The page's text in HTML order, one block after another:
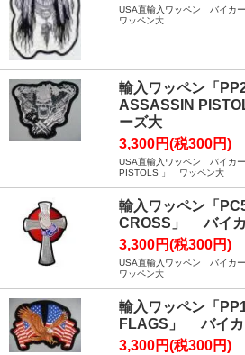
USA直輸入ワッペン バイカー
ワッペン大
輸入ワッペン「
ASSASSIN
ーズ大
3,300円(税300円)
USA直輸入ワッペン バイカ
PISTOLS 」 ワッペン大
輸入ワッペン「
CROSS」 バイ
3,300円(税300円)
USA直輸入ワッペン バイカー
ワッペン大
輸入ワッペン「
FLAGS」 バイカ
3,300円(税300円)